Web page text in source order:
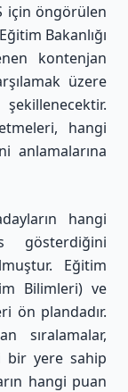
için öngörülen
Bakanlığı
kontenjan
üzere
hangi
anlamalarına
hangi
gösterdiğini
Eğitim
Bilimleri) ve
ön plandadır.
sıralamalar,
bir yere sahip
hangi puan